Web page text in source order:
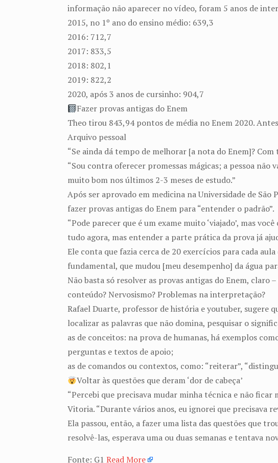
informação não aparecer no vídeo, foram 5 anos de
2015, no 1º ano do ensino médio: 639,3
2016: 712,7
2017: 833,5
2018: 802,1
2019: 822,2
2020, após 3 anos de cursinho: 904,7
Fazer provas antigas do Enem
Theo tirou 843,94 pontos de média no Enem 2020.
Arquivo pessoal
“Se ainda dá tempo de melhorar [a nota do Enem]?
“Sou contra oferecer promessas mágicas; a pessoa
muito bom nos últimos 2-3 meses de estudo.”
Após ser aprovado em medicina na Universidade de
fazer provas antigas do Enem para “entender o padrão”.
“Pode parecer que é um exame muito ‘viajado’, mas
tudo agora, mas entender a parte prática da prova já
Ele conta que fazia cerca de 20 exercícios para cada
fundamental, que mudou [meu desempenho] da água
Não basta só resolver as provas antigas do Enem,
conteúdo? Nervosismo? Problemas na interpretação?
Rafael Duarte, professor de história e youtuber, sugere
localizar as palavras que não domina, pesquisar o
as de conceitos: na prova de humanas, há exemplos
perguntas e textos de apoio;
as de comandos ou contextos, como: “reiterar”,
Voltar às questões que deram ‘dor de cabeça’
“Percebi que precisava mudar minha técnica e não
Vitoria. “Durante vários anos, eu ignorei que precisava
Ela passou, então, a fazer uma lista das questões que
resolvê-las, esperava uma ou duas semanas e tentava
Fonte: G1Read More